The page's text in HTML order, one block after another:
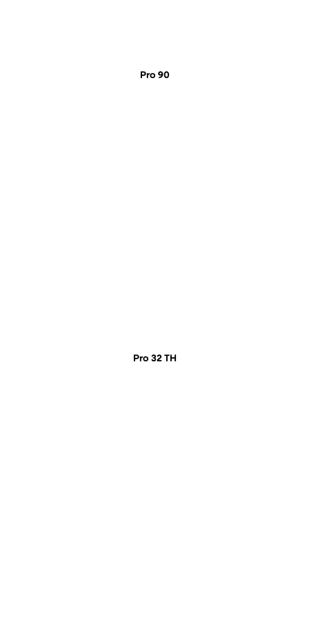
Pro 90
Pro 32 TH